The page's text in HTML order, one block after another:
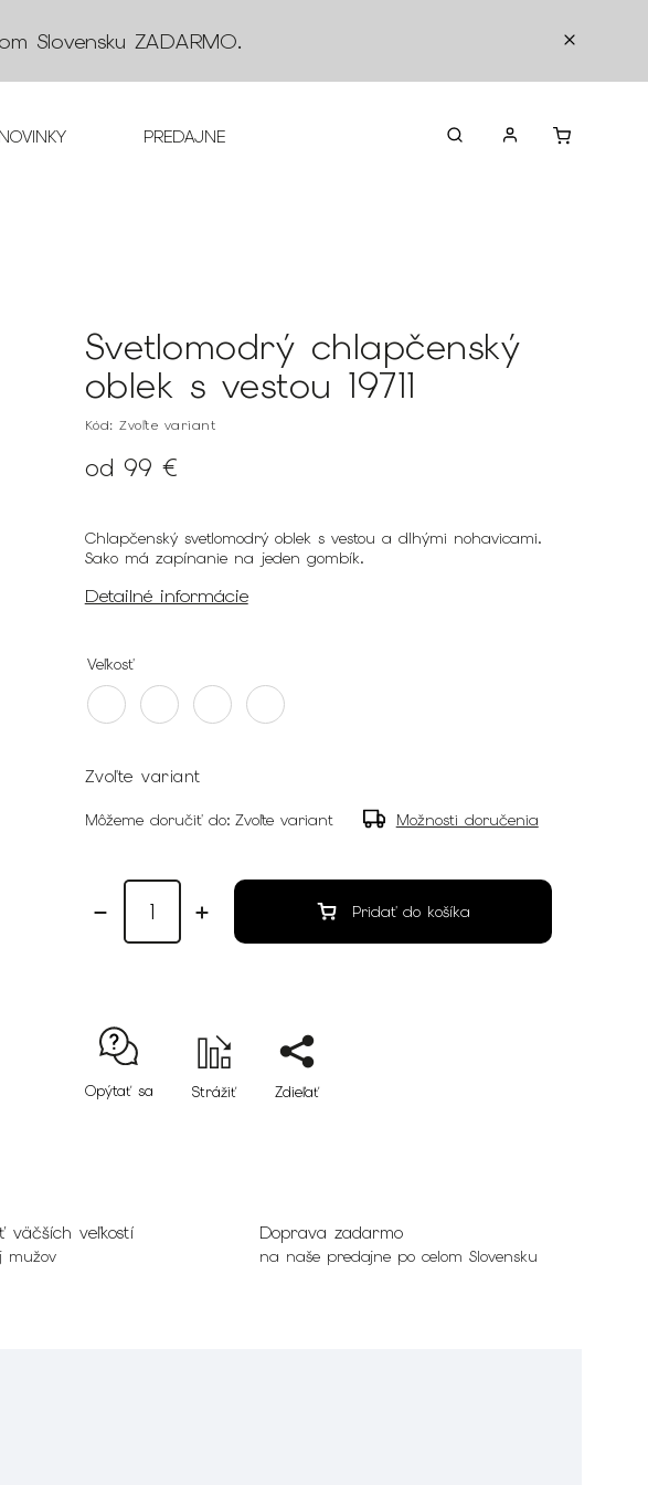
Slovensku ZADARMO.
NOVINKY PREDAJNE KONTAKTY
Svetlomodrý chlapčenský
oblek s vestou 19711
Kód: Zvoľte variant
od 99 €
Chlapčenský svetlomodrý oblek s vestou a dlhými nohavicami.
Sako má zapínanie na jeden gombík.
Detailné informácie
Veľkosť
Zvoľte variant
Môžeme doručiť do: Zvoľte variant Možnosti doručenia
Pridať do košíka
Opýtať sa Strážiť Zdieľať
väčších veľkostí
mužov
Doprava zadarmo
na naše predajne po celom Slovensku